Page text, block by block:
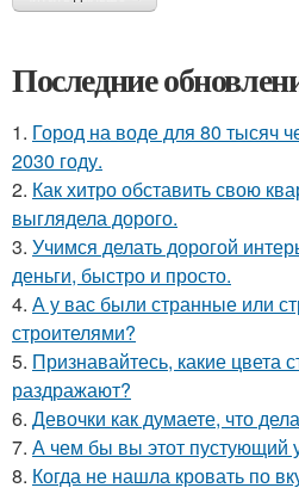
Последние
1. Город на воде для 80 тысяч
2030 году.
2. Как хитро обставить свою
выглядела дорого.
3. Учимся делать дорогой
деньги, быстро и просто.
4. А у вас были странные или
строителями?
5. Признавайтесь, какие цвета
раздражают?
6. Девочки как думаете, что
7. А чем бы вы этот пустующий
8. Когда не нашла кровать по